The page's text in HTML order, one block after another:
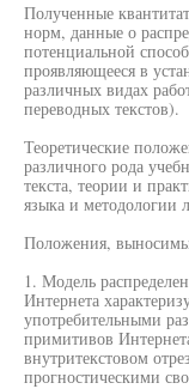
Полученные
норм, данные о
потенциальной
проявляющееся в
различных видах
переводных текстов).
Теоретические
различного рода
текста, теории и
языка и методологии
Положения,
1. Модель
Интернета
употребительными
примитивов
внутритекстовом
прогностическими